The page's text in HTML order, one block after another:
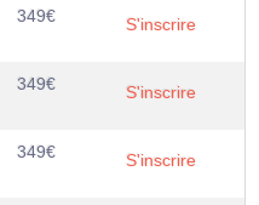
349€ S'inscrire
349€ S'inscrire
349€ S'inscrire